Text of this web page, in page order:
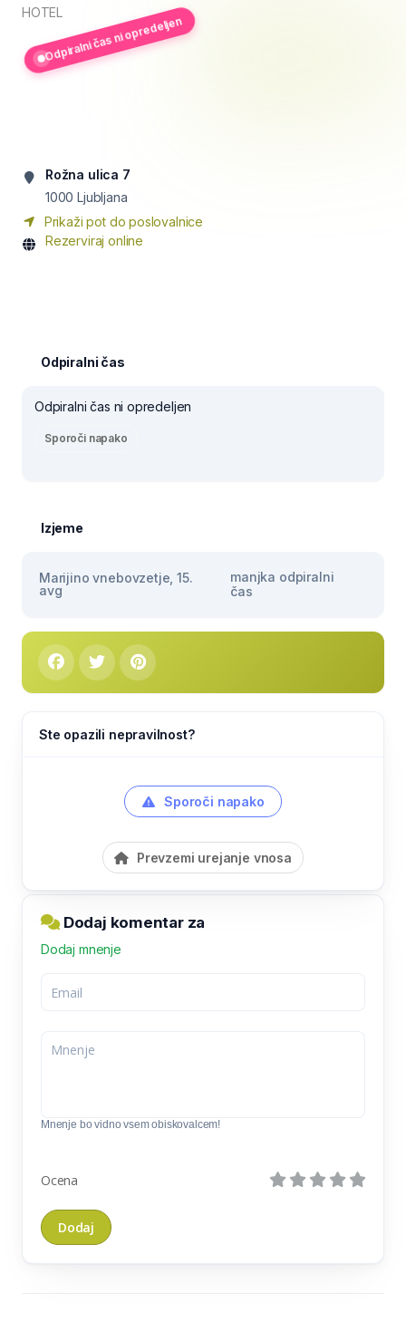
HOTEL
Odpiralni čas ni opredeljen
Rožna ulica 7
1000 Ljubljana
Prikaži pot do poslovalnice
Rezerviraj online
Odpiralni čas
Odpiralni čas ni opredeljen
Sporoči napako
Izjeme
Marijino vnebovzetje, 15.
avg
manjka odpiralni
čas
Ste opazili nepravilnost?
Sporoči napako
Prevzemi urejanje vnosa
Dodaj komentar za
Dodaj mnenje
Mnenje bo vidno vsem obiskovalcem!
Ocena